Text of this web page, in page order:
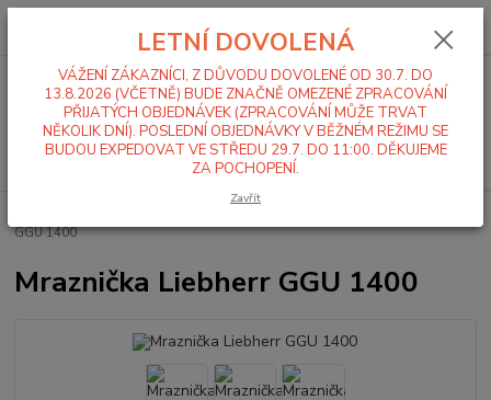
Menu
Hledat
0,00 Kč
GGU 1400
Mraznička Liebherr GGU 1400
LETNÍ DOVOLENÁ
VÁŽENÍ ZÁKAZNÍCI, Z DŮVODU DOVOLENÉ OD 30.7. DO
13.8.2026 (VČETNĚ) BUDE ZNAČNĚ OMEZENÉ ZPRACOVÁNÍ
PŘIJATÝCH OBJEDNÁVEK (ZPRACOVÁNÍ MŮŽE TRVAT
NĚKOLIK DNÍ). POSLEDNÍ OBJEDNÁVKY V BĚŽNÉM REŽIMU SE
BUDOU EXPEDOVAT VE STŘEDU 29.7. DO 11:00. DĚKUJEME
ZA POCHOPENÍ.
Zavřít